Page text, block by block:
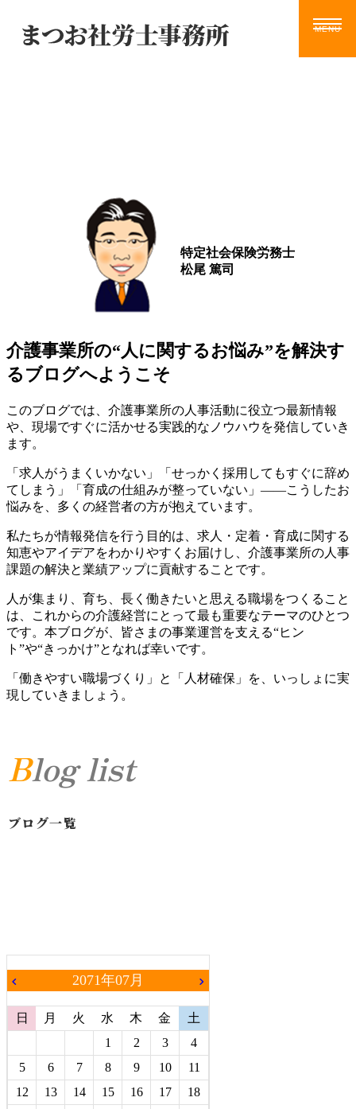
特定社会保険労務士
松尾 篤司
介護事業所の“人に関するお悩み”を解決す
るブログへようこそ
このブログでは、介護事業所の人事活動に役立つ最新情報
や、現場ですぐに活かせる実践的なノウハウを発信していき
ます。
「求人がうまくいかない」「せっかく採用してもすぐに辞め
てしまう」「育成の仕組みが整っていない」――こうしたお
悩みを、多くの経営者の方が抱えています。
私たちが情報発信を行う目的は、求人・定着・育成に関する
知恵やアイデアをわかりやすくお届けし、介護事業所の人事
課題の解決と業績アップに貢献することです。
人が集まり、育ち、長く働きたいと思える職場をつくること
は、これからの介護経営にとって最も重要なテーマのひとつ
です。本ブログが、皆さまの事業運営を支える“ヒン
ト”や“きっかけ”となれば幸いです。
「働きやすい職場づくり」と「人材確保」を、いっしょに実
現していきましょう。
Blog list
ブログ一覧
chevron_left 2071年07月 chevron_right
日 月 火 水 木 金
土
1
2 3
4
5
6 7 8 9 10
11
12
13 14 15 16 17
18